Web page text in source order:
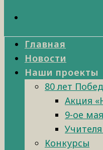
Главная
Новости
Наши проекты
80 лет
Акция
9-ое мая
Конкурсы